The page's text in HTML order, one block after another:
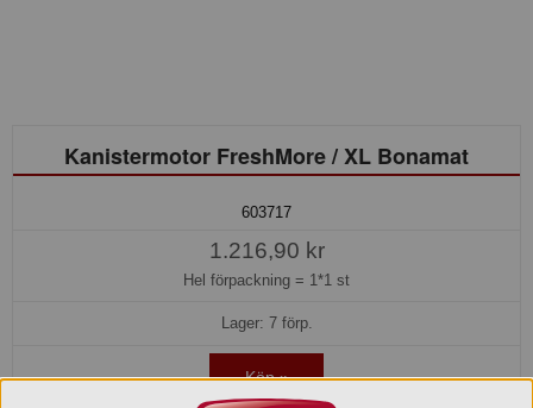
Kanistermotor FreshMore / XL Bonamat
603717
1.216,90 kr
Hel förpackning = 1*1 st
Lager: 7 förp.
Köp »